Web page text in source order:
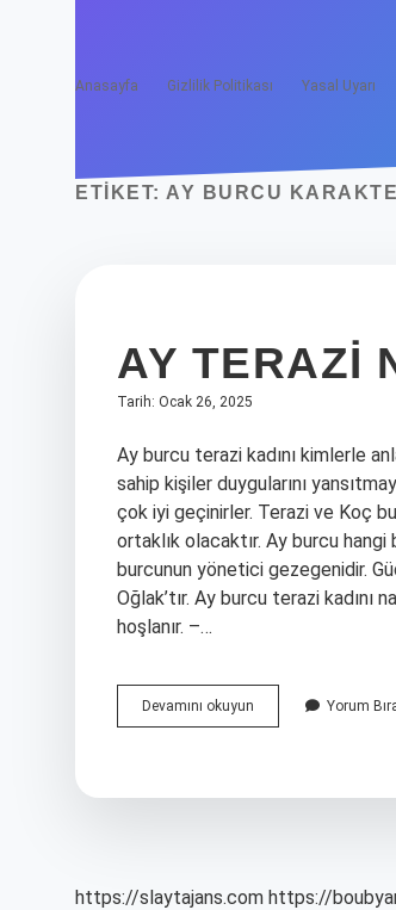
Anasayfa Gizlilik Politikası Yasal Uyarı
ETIKET: AY BURCU
AY TERAZI
Tarih: Ocak 26, 2025
Ay burcu terazi kadını kimlerle
sahip kişiler duygularını
çok iyi geçinirler. Terazi ve Koç
ortaklık olacaktır. Ay burcu
burcunun yönetici gezegenidir.
Oğlak’tır. Ay burcu terazi kadını
hoşlanır. –…
Devamını okuyun
Terazi
Yorum
https://slaytajans.com https://